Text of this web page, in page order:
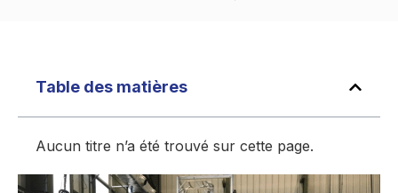
Table des matières
Aucun titre n’a été trouvé sur cette page.